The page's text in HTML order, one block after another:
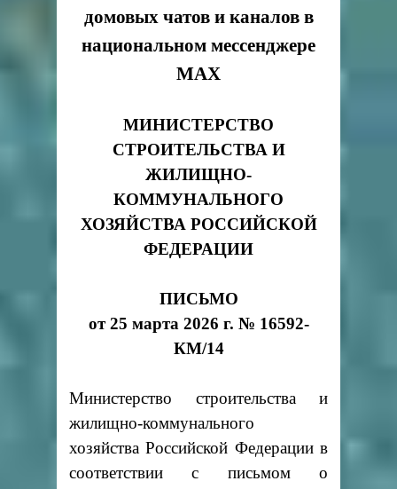
домовых чатов и каналов в
национальном мессенджере
MAX
МИНИСТЕРСТВО
СТРОИТЕЛЬСТВА И
ЖИЛИЩНО-
КОММУНАЛЬНОГО
ХОЗЯЙСТВА РОССИЙСКОЙ
ФЕДЕРАЦИИ
ПИСЬМО
от 25 марта 2026 г. № 16592-
КМ/14
Министерство строительства и
жилищно-коммунального
хозяйства Российской Федерации в
соответствии с письмом о